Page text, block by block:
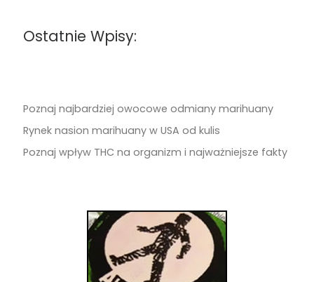
Ostatnie Wpisy:
Poznaj najbardziej owocowe odmiany marihuany
Rynek nasion marihuany w USA od kulis
Poznaj wpływ THC na organizm i najważniejsze fakty